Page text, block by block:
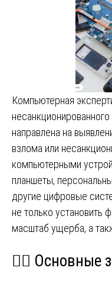
Компьютерная
направлена на
взлома или
компьютерными
планшеты,
другие цифровые
не только установить
масштаб ущерба, а
🕵️‍♂️ Основные